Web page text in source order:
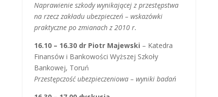
Naprawienie szkody wynikającej z przestępstwa
na rzecz zakładu ubezpieczeń – wskazówki
praktyczne po zmianach z 2010 r.
16.10 – 16.30 dr Piotr Majewski – Katedra
Finansów i Bankowości Wyższej Szkoły
Bankowej, Toruń
Przestępczość ubezpieczeniowa – wyniki badań